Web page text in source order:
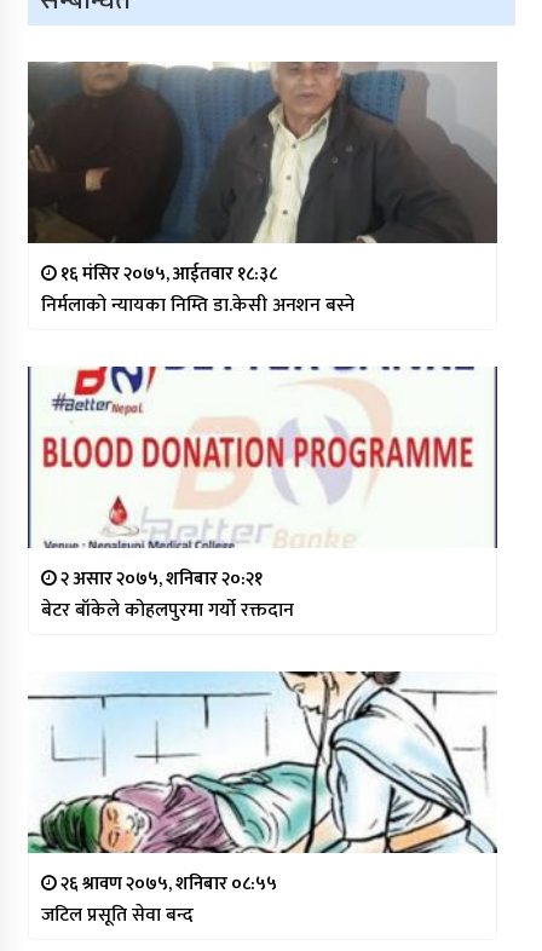
१६ मंसिर २०७५, आईतवार १८:३८
निर्मलाको न्यायका निम्ति डा.केसी अनशन बस्ने
२ असार २०७५, शनिबार २०:२१
बेटर बाँकेले कोहलपुरमा गर्यो रक्तदान
२६ श्रावण २०७५, शनिबार ०८:५५
जटिल प्रसूति सेवा बन्द